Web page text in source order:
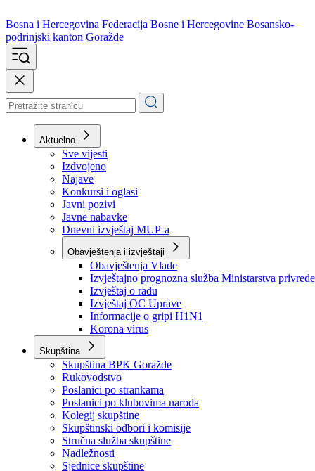
Bosna i Hercegovina
podrinjski kanton Goražde
Aktuelno
Sve vijesti
Izdvojeno
Najave
Konkursi i oglasi
Javni pozivi
Javne nabavke
Dnevni izvještaj MUP-a
Obavještenja i izvještaji
Obavještenja Vlade
Izvještajno prognozna služba Ministarstva privrede
Izvještaj o radu
Izvještaj OC Uprave
Informacije o gripi H1N1
Korona virus
Skupština
Skupština BPK Goražde
Rukovodstvo
Poslanici po strankama
Poslanici po klubovima naroda
Kolegij skupštine
Skupštinski odbori i komisije